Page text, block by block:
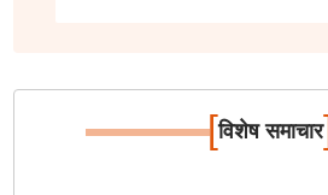
[विशेष समाचार